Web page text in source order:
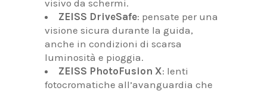
visivo da schermi.
ZEISS DriveSafe: pensate per una
visione sicura durante la guida,
anche in condizioni di scarsa
luminosità e pioggia.
ZEISS PhotoFusion X: lenti
fotocromatiche all’avanguardia che